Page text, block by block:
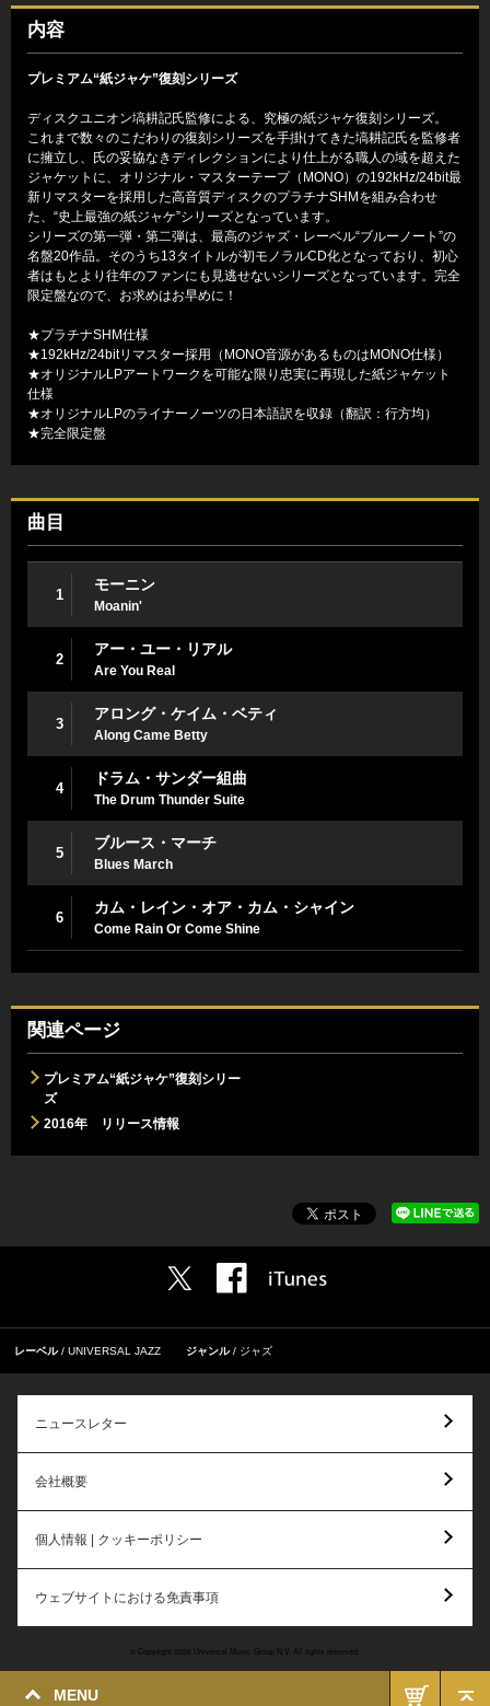
MENU
内容
プレミアム“紙ジャケ”復刻シリーズ
ディスクユニオン塙耕記氏監修による、究極の紙ジャケ復刻シリーズ。
これまで数々のこだわりの復刻シリーズを手掛けてきた塙耕記氏を監修者
に擁立し、氏の妥協なきディレクションにより仕上がる職人の域を超えた
ジャケットに、オリジナル・マスターテープ（MONO）の192kHz/24bit最
新リマスターを採用した高音質ディスクのプラチナSHMを組み合わせ
た、“史上最強の紙ジャケ”シリーズとなっています。
シリーズの第一弾・第二弾は、最高のジャズ・レーベル“ブルーノート”の
名盤20作品。そのうち13タイトルが初モノラルCD化となっており、初心
者はもとより往年のファンにも見逃せないシリーズとなっています。完全
限定盤なので、お求めはお早めに！
★プラチナSHM仕様
★192kHz/24bitリマスター採用（MONO音源があるものはMONO仕様）
★オリジナルLPアートワークを可能な限り忠実に再現した紙ジャケット
仕様
★オリジナルLPのライナーノーツの日本語訳を収録（翻訳：行方均）
★完全限定盤
曲目
1
モーニン
Moanin'
2
アー・ユー・リアル
Are You Real
3
アロング・ケイム・ベティ
Along Came Betty
4
ドラム・サンダー組曲
The Drum Thunder Suite
5
ブルース・マーチ
Blues March
6
カム・レイン・オア・カム・シャイン
Come Rain Or Come Shine
関連ページ
プレミアム“紙ジャケ”復刻シリー
ズ
2016年 リリース情報
レーベル UNIVERSAL JAZZ ジャンル ジャズ
ニュースレター
会社概要
個人情報 | クッキーポリシー
ウェブサイトにおける免責事項
© Copyright 2026 Universal Music Group N.V. All rights reserved.